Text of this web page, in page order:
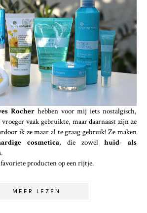
Rocher hebben voor mij iets nostalgisch,
vaak gebruikte, maar daarnaast zijn ze
ik ze maar al te graag gebruik! Ze maken
cosmetica, die zowel huid- als
producten op een rijtje.
MEER LEZEN